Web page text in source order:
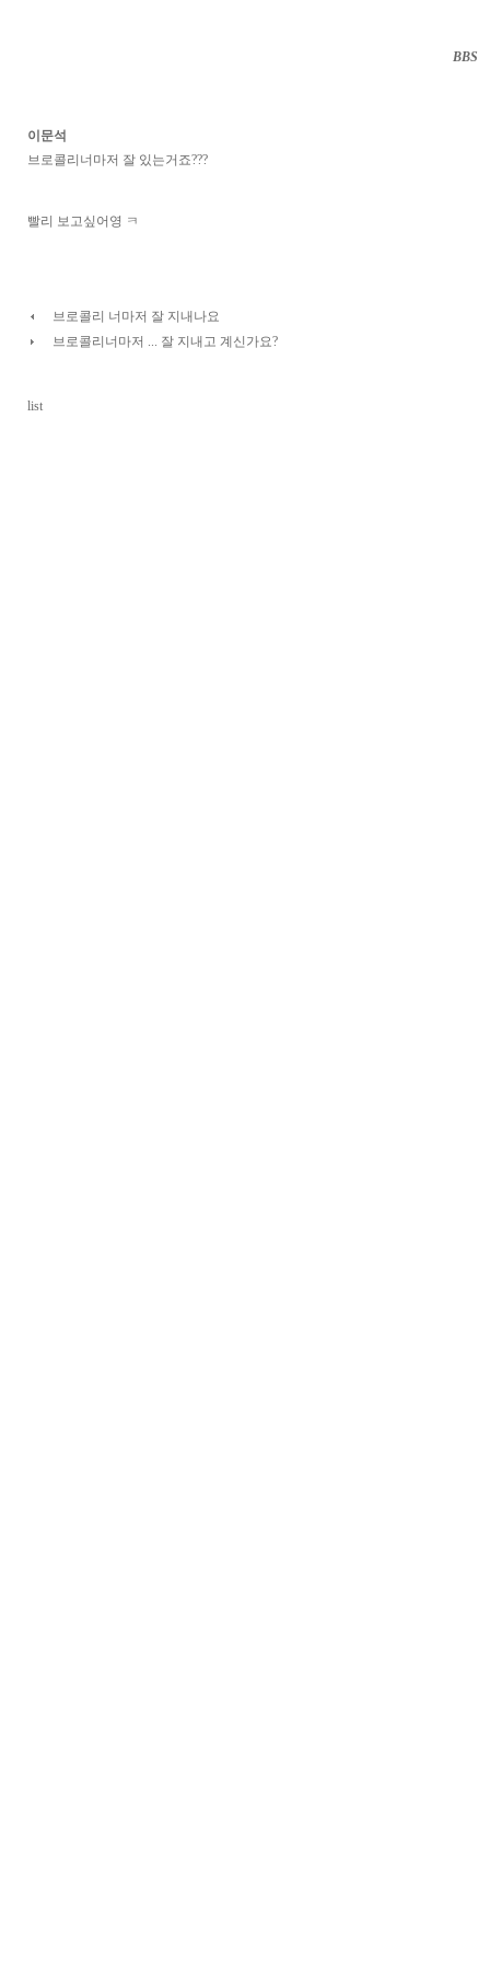
BBS
이문석
브로콜리너마저 잘 있는거죠???
빨리 보고싶어영 ㅋ
브로콜리 너마저 잘 지내나요
브로콜리너마저 ... 잘 지내고 계신가요?
list